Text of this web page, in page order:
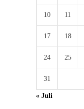
10 11
17 18
24 25
31
« Juli